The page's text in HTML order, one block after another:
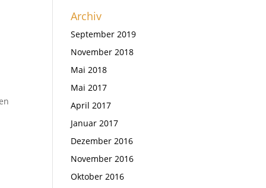
Archiv
September 2019
November 2018
Mai 2018
Mai 2017
April 2017
Januar 2017
Dezember 2016
November 2016
Oktober 2016